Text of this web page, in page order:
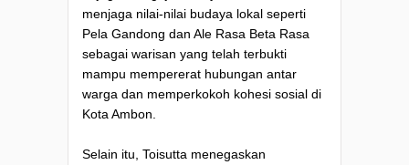
menjaga nilai-nilai budaya lokal seperti
Pela Gandong dan Ale Rasa Beta Rasa
sebagai warisan yang telah terbukti
mampu mempererat hubungan antar
warga dan memperkokoh kohesi sosial di
Kota Ambon.
Selain itu, Toisutta menegaskan